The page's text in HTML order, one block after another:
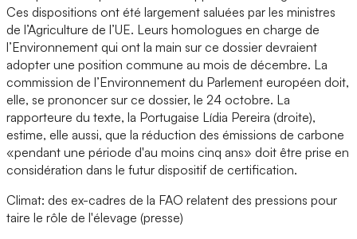
Ces dispositions ont été largement saluées par les ministres
de l’Agriculture de l’UE. Leurs homologues en charge de
l’Environnement qui ont la main sur ce dossier devraient
adopter une position commune au mois de décembre. La
commission de l’Environnement du Parlement européen doit,
elle, se prononcer sur ce dossier, le 24 octobre. La
rapporteure du texte, la Portugaise Lídia Pereira (droite),
estime, elle aussi, que la réduction des émissions de carbone
«pendant une période d'au moins cinq ans» doit être prise en
considération dans le futur dispositif de certification.
Climat: des ex-cadres de la FAO relatent des pressions pour
taire le rôle de l'élevage (presse)